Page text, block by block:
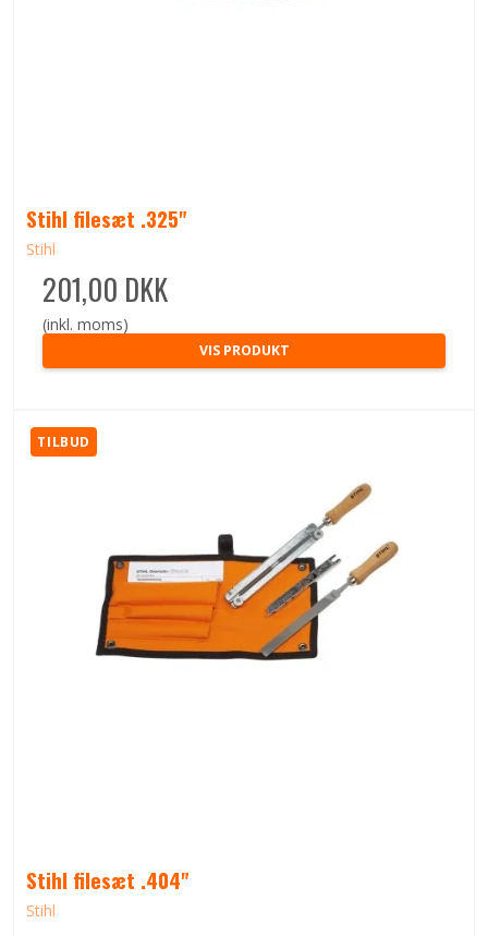
Stihl filesæt .325"
Stihl
201,00 DKK
(inkl. moms)
VIS PRODUKT
TILBUD
Stihl filesæt .404"
Stihl